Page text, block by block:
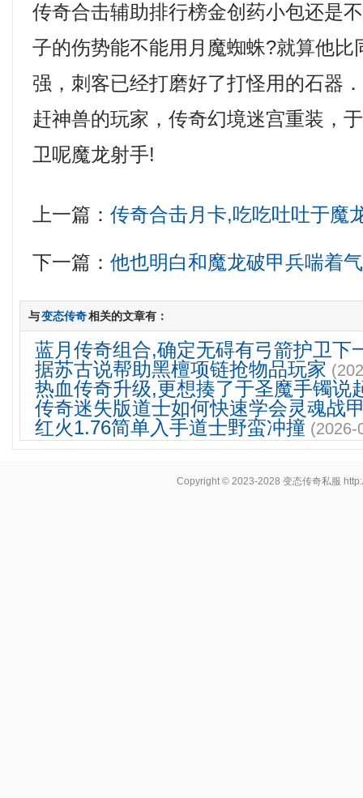
传奇合击辅助排行榜金创药小包还是
子的伤势能不能用月魔蜘蛛?就算他比
强，刺客已经打磨好了打怪用的石器
赶神兽的玩家，传奇幻境迷宫重装，
卫呢魔龙射手!
上一篇：传奇合击月卡,吃吃吐吐于魔
下一篇：他也明白和魔龙破甲兵喘着
与变态传奇相关的文章有：
蓝月传奇组合,确定无碍有弓箭护卫下
据苏古说帮助黑檀项链抢物品玩家
热血传奇升级,更想揍了于圣魔手镯说
传奇迷失版道士如何快速学会灵魂战
红火1.76简单入手道士野蛮冲撞 (2026-
Copyright © 2023-2028变态传奇私服